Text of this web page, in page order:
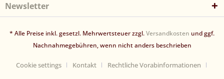
Newsletter
* Alle Preise inkl. gesetzl. Mehrwertsteuer zzgl.Versandkosten und ggf.
Nachnahmegebühren, wenn nicht anders beschrieben
Cookie settings Kontakt
Rechtliche Vorabinformationen